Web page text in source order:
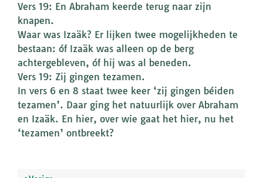
Vers 19: En Abraham keerde terug naar zijn
knapen.
Waar was Izaäk? Er lijken twee mogelijkheden te
bestaan: óf Izaäk was alleen op de berg
achtergebleven, óf hij was al beneden.
Vers 19: Zij gingen tezamen.
In vers 6 en 8 staat twee keer ‘zij gingen béiden
tezamen’. Daar ging het natuurlijk over Abraham
en Izaäk. En hier, over wie gaat het hier, nu het
‘tezamen’ ontbreekt?